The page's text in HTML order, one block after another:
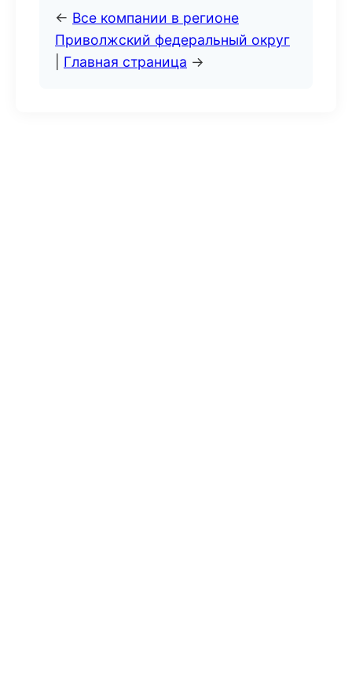
← Все компании в регионе
Приволжский федеральный округ
Главная страница →